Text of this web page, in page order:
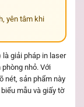
yên tâm khi
là giải pháp in laser
nhỏ. Với
nét, sản phẩm này
mẫu và giấy tờ